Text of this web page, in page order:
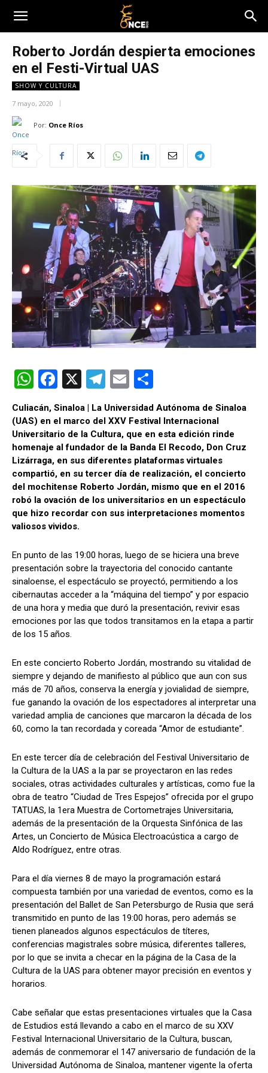
Roberto Jordán despierta emociones
en el Festi-Virtual UAS
SHOW Y CULTURA
7 mayo, 2020
Por: Once Ríos
W
h
at
s
A
p
p
F
a
ce
b
o
o
k
X
T
el
e
gr
a
m
E
m
ail
o
m
p
ar
tir
Culiacán, Sinaloa | La Universidad Autónoma de Sinaloa
(UAS) en el marco del XXV Festival Internacional
Universitario de la Cultura, que en esta edición rinde
homenaje al fundador de la Banda El Recodo, Don Cruz
Lizárraga, en sus diferentes plataformas virtuales
compartió, en su tercer día de realización, el concierto
del mochitense Roberto Jordán, mismo que en el 2016
robó la ovación de los universitarios en un espectáculo
que hizo recordar con sus interpretaciones momentos
valiosos vividos.
En punto de las 19:00 horas, luego de se hiciera una breve
presentación sobre la trayectoria del conocido cantante
sinaloense, el espectáculo se proyectó, permitiendo a los
cibernautas acceder a la “máquina del tiempo” y por espacio
de una hora y media que duró la presentación, revivir esas
emociones por las que todos transitamos en la etapa a partir
de los 15 años.
En este concierto Roberto Jordán, mostrando su vitalidad de
siempre y dejando de manifiesto al público que aun con sus
más de 70 años, conserva la energía y jovialidad de siempre,
fue ganando la ovación de los espectadores al interpretar una
variedad amplia de canciones que marcaron la década de los
60, como la tan recordada y coreada “Amor de estudiante”.
En este tercer día de celebración del Festival Universitario de
la Cultura de la UAS a la par se proyectaron en las redes
sociales, otras actividades culturales y artísticas, como fue la
obra de teatro “Ciudad de Tres Espejos” ofrecida por el grupo
TATUAS, la 1era Muestra de Cortometrajes Universitaria,
además de la presentación de la Orquesta Sinfónica de las
Artes, un Concierto de Música Electroacústica a cargo de
Aldo Rodríguez, entre otras.
Para el día viernes 8 de mayo la programación estará
compuesta también por una variedad de eventos, como es la
presentación del Ballet de San Petersburgo de Rusia que será
transmitido en punto de las 19:00 horas, pero además se
tienen planeados algunos espectáculos de títeres,
conferencias magistrales sobre música, diferentes talleres,
por lo que se invita a checar en la página de la Casa de la
Cultura de la UAS para obtener mayor precisión en eventos y
horarios.
Cabe señalar que estas presentaciones virtuales que la Casa
de Estudios está llevando a cabo en el marco de su XXV
Festival Internacional Universitario de la Cultura, buscan,
además de conmemorar el 147 aniversario de fundación de la
Universidad Autónoma de Sinaloa, mantener vigente la oferta